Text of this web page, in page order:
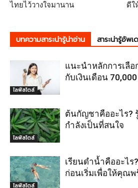
ไทยไว้วางใจมานาน
ดีใ
บทความสาระน่ารู้น่าอ่าน สาระน่ารู้อัพเ
ไลฟ์สไตล์
แนะนำหลักการเลือ
กับเงินเดือน 70,000
ไลฟ์สไตล์
ต้นกัญชาคืออะไร?
กำลังเป็นที่สนใจ
ไลฟ์สไตล์
เรียนดำน้ำคืออะไร
ก่อนเริ่มเพื่อให้คุณ